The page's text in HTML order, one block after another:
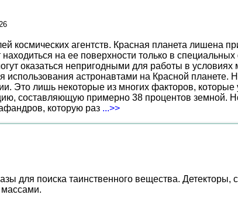
космических агентств. Красная планета лишена
на ее поверхности только в
оказаться непригодными для работы в условиях
астронавтами на Красной планете.
Это лишь некоторые из многих факторов,
составляющую примерно 38 процентов земной.
которую раз ...>>
для поиска таинственного вещества. Детекторы,